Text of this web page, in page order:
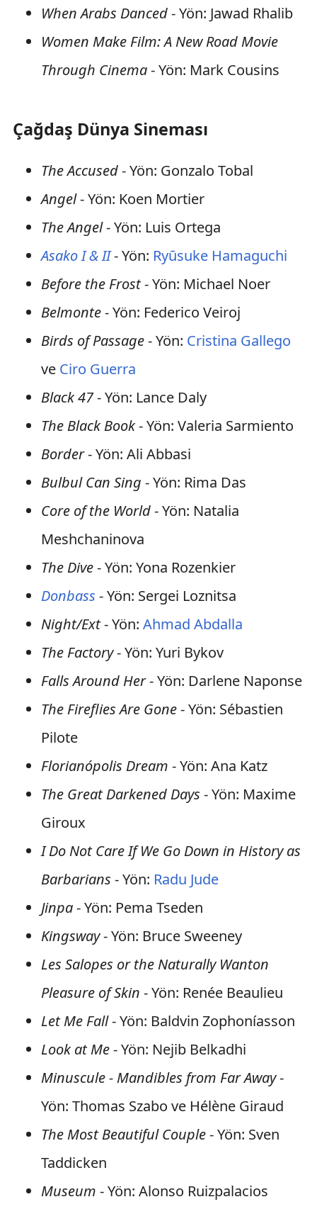
When Arabs Danced- Yön: Jawad Rhalib
Women Make Film: A New Road Movie
Through Cinema- Yön: Mark Cousins
Çağdaş Dünya Sineması
The Accused- Yön: Gonzalo Tobal
Angel- Yön: Koen Mortier
The Angel- Yön: Luis Ortega
Asako I & II- Yön: Ryūsuke Hamaguchi
Before the Frost- Yön: Michael Noer
Belmonte- Yön: Federico Veiroj
Birds of Passage- Yön: Cristina Gallego
ve Ciro Guerra
Black 47- Yön: Lance Daly
The Black Book- Yön: Valeria Sarmiento
Border- Yön: Ali Abbasi
Bulbul Can Sing - Yön: Rima Das
Core of the World- Yön: Natalia
Meshchaninova
The Dive- Yön: Yona Rozenkier
Donbass - Yön: Sergei Loznitsa
Night/Ext- Yön: Ahmad Abdalla
The Factory- Yön: Yuri Bykov
Falls Around Her- Yön: Darlene Naponse
The Fireflies Are Gone- Yön: Sébastien
Pilote
Florianópolis Dream - Yön: Ana Katz
The Great Darkened Days - Yön: Maxime
Giroux
I Do Not Care If We Go Down in History as
Barbarians - Yön: Radu Jude
Jinpa- Yön: Pema Tseden
Kingsway- Yön: Bruce Sweeney
Les Salopes or the Naturally Wanton
Pleasure of Skin - Yön: Renée Beaulieu
Let Me Fall- Yön: Baldvin Zophoníasson
Look at Me- Yön: Nejib Belkadhi
Minuscule - Mandibles from Far Away-
Yön: Thomas Szabo ve Hélène Giraud
The Most Beautiful Couple- Yön: Sven
Taddicken
Museum - Yön: Alonso Ruizpalacios